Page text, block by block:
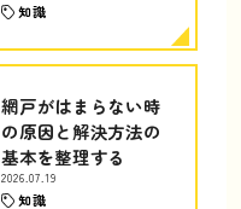
知識
網戸がはまらない時
の原因と解決方法の
基本を整理する
2026.07.19
知識